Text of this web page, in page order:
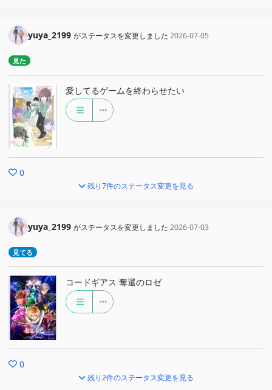
yuya_2199 がステータスを変更しました 2026-07-05
見た
愛してるゲームを終わらせたい
0
残り7件のステータス変更を見る
yuya_2199 がステータスを変更しました 2026-07-03
見てる
コードギアス 奪還のロゼ
0
残り2件のステータス変更を見る